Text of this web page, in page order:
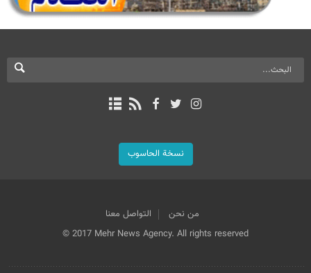
نسخة الحاسوب
من نحن
التواصل معنا
© 2017 Mehr News Agency. All rights reserved